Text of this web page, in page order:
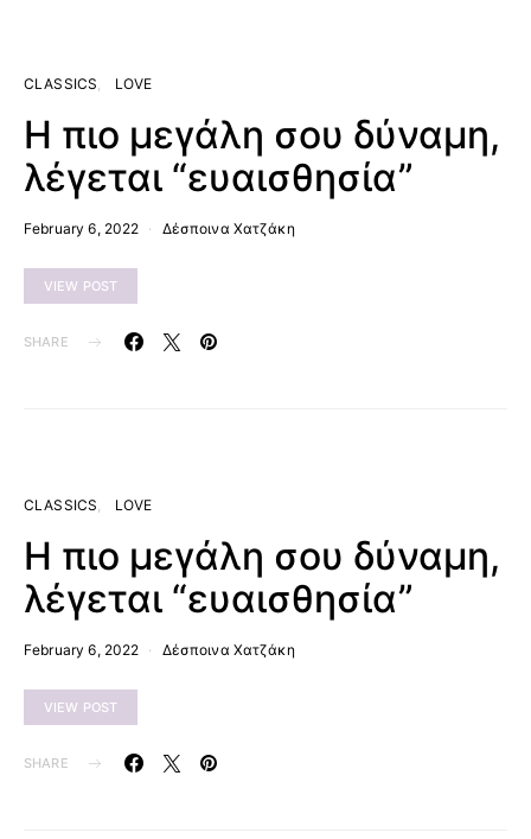
CLASSICS LOVE
Η πιο μεγάλη σου δύναμη,
λέγεται “ευαισθησία”
February 6, 2022 Δέσποινα Χατζάκη
VIEW POST
SHARE
CLASSICS LOVE
Η πιο μεγάλη σου δύναμη,
λέγεται “ευαισθησία”
February 6, 2022 Δέσποινα Χατζάκη
VIEW POST
SHARE